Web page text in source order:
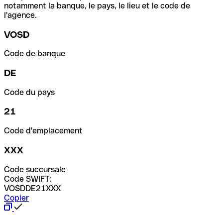
notamment la banque, le pays, le lieu et le code de
l'agence.
VOSD
Code de banque
DE
Code du pays
21
Code d'emplacement
XXX
Code succursale
Code SWIFT:
VOSDDE21XXX
Copier